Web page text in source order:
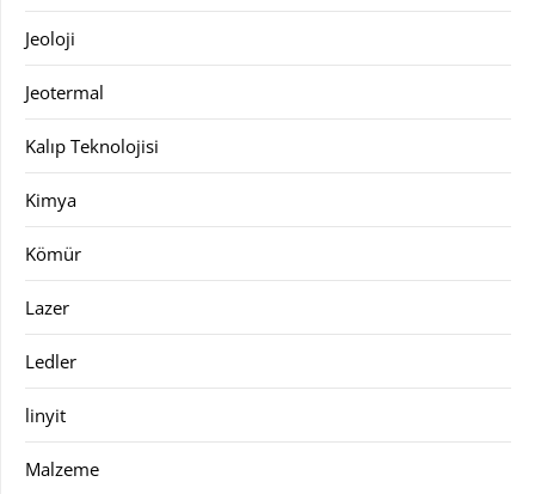
Jeoloji
Jeotermal
Kalıp Teknolojisi
Kimya
Kömür
Lazer
Ledler
linyit
Malzeme